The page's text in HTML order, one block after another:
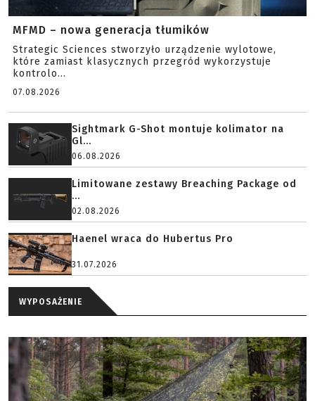
MFMD – nowa generacja tłumików
Strategic Sciences stworzyło urządzenie wylotowe,
które zamiast klasycznych przegród wykorzystuje
kontrolo...
07.08.2026
Sightmark G-Shot montuje kolimator na
Gl...
06.08.2026
Limitowane zestawy Breaching Package od
...
02.08.2026
Haenel wraca do Hubertus Pro
31.07.2026
WYPOSAŻENIE